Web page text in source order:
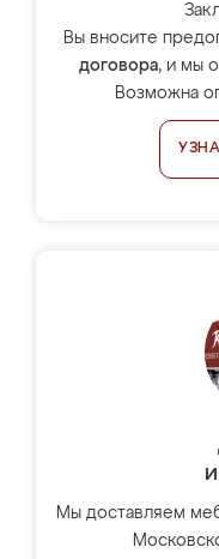
Вы вносите
договора, и мы
Возможна
Мы доставляем